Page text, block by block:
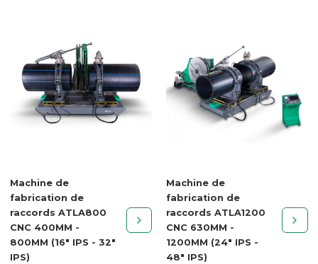
Machine de
fabrication de
raccords ATLA800
CNC 400MM -
800MM (16" IPS - 32"
IPS)
Machine de
fabrication de
raccords ATLA1200
CNC 630MM -
1200MM (24" IPS -
48" IPS)